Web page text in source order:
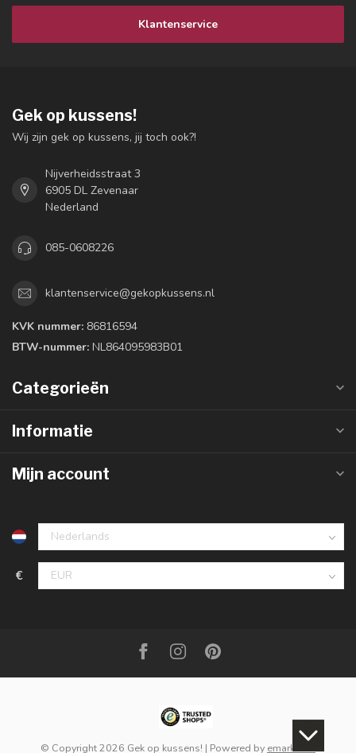
Klantenservice
Gek op kussens!
Wij zijn gek op kussens, jij toch ook?!
Nijverheidsstraat 3
6905 DL Zevenaar
Nederland
085-0608226
klantenservice@gekopkussens.nl
KVK nummer: 86816594
BTW-nummer: NL864095983B01
Categorieën
Informatie
Mijn account
€
© Copyright 2026 Gek op kussens! | Powered by emarkable